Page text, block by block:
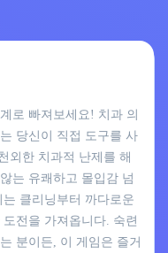
로 빠져보세요! 치과 의
당신이 직접 도구를 사
외한 치과적 난제를 해
는 유쾌하고 몰입감 넘
클리닝부터 까다로운
전을 가져옵니다. 숙련
분이든, 이 게임은 즐거